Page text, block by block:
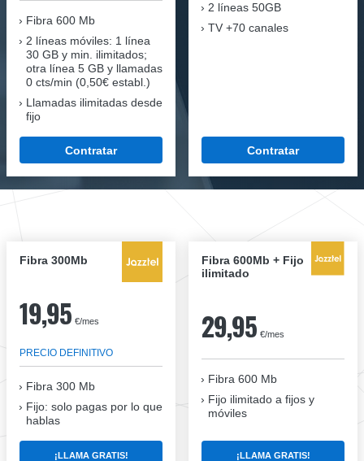
Fibra 600 Mb
2 líneas móviles: 1 línea
30 GB y min. ilimitados;
otra línea 5 GB y llamadas
0 cts/min (0,50€ establ.)
Llamadas ilimitadas desde
fijo
Contratar
2 líneas 50GB
TV +70 canales
Contratar
Fibra 300Mb
19,95 €/mes
PRECIO DEFINITIVO
Fibra 300 Mb
Fijo: solo pagas por lo que
hablas
¡LLAMA GRATIS!
Fibra 600Mb + Fijo
ilimitado
29,95 €/mes
Fibra 600 Mb
Fijo ilimitado a fijos y
móviles
¡LLAMA GRATIS!